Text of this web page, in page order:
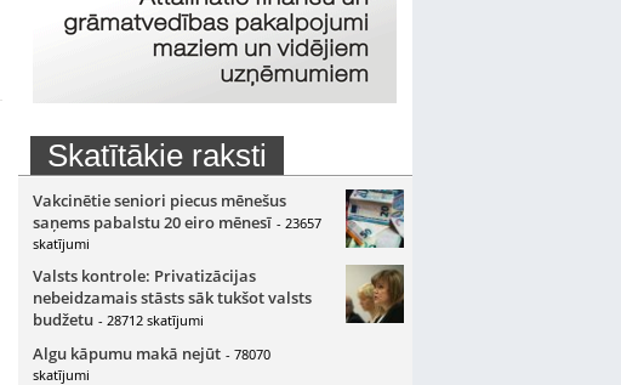
Skatītākie raksti
Vakcinētie seniori piecus mēnešus
saņems pabalstu 20 eiro mēnesī - 23657
skatījumi
Valsts kontrole: Privatizācijas
nebeidzamais stāsts sāk tukšot valsts
budžetu - 28712 skatījumi
Algu kāpumu makā nejūt - 78070
skatījumi